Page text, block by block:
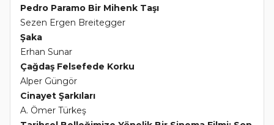
Pedro Paramo Bir Mihenk Taşı
Sezen Ergen Breitegger
Şaka
Erhan Sunar
Çağdaş Felsefede Korku
Alper Güngör
Cinayet Şarkıları
A. Ömer Türkeş